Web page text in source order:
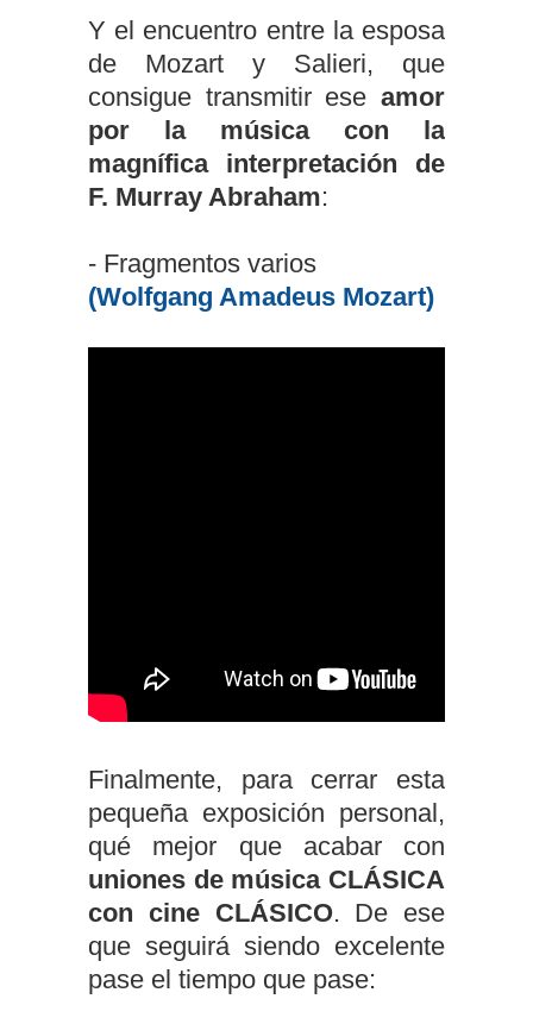
Y el encuentro entre la esposa
de Mozart y Salieri, que
consigue transmitir ese amor
por la música con la
magnífica interpretación de
F. Murray Abraham:
- Fragmentos varios
(Wolfgang Amadeus Mozart)
Finalmente, para cerrar esta
pequeña exposición personal,
qué mejor que acabar con
uniones de música CLÁSICA
con cine CLÁSICO. De ese
que seguirá siendo excelente
pase el tiempo que pase: